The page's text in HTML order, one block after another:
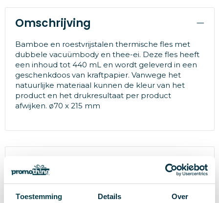
Toestemming Details Over
Omschrijving
Bamboe en roestvrijstalen thermische fles met
dubbele vacuümbody en thee-ei. Deze fles heeft
een inhoud tot 440 mL en wordt geleverd in een
geschenkdoos van kraftpapier. Vanwege het
natuurlijke materiaal kunnen de kleur van het
product en het drukresultaat per product
afwijken. ø70 x 215 mm
Specificaties